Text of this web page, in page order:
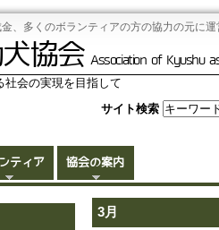
、多くのボランティアの方の協力の元に運
協会 Association of Kyushu
社会の実現を目指して
サイト検索
ティア 協会の案内
3月